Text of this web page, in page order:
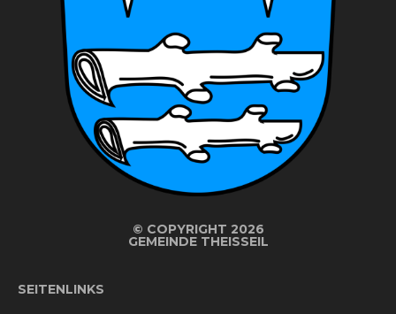
© COPYRIGHT 2026
GEMEINDE THEISSEIL
SEITENLINKS